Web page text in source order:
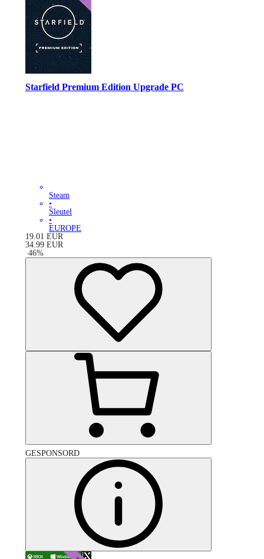
Starfield Premium Edition Upgrade PC
Steam
•
Sleutel
•
EUROPE
19.01 EUR
34.99 EUR
-46%
GESPONSORD